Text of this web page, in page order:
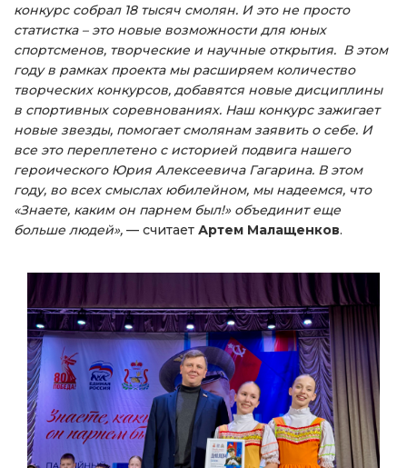
конкурс собрал 18 тысяч смолян. И это не просто
статистка – это новые возможности для юных
спортсменов, творческие и научные открытия. В этом
году в рамках проекта мы расширяем количество
творческих конкурсов, добавятся новые дисциплины
в спортивных соревнованиях. Наш конкурс зажигает
новые звезды, помогает смолянам заявить о себе. И
все это переплетено с историей подвига нашего
героического Юрия Алексеевича Гагарина. В этом
году, во всех смыслах юбилейном, мы надеемся, что
«Знаете, каким он парнем был!» объединит еще
больше людей», — считает Артем Малащенков.